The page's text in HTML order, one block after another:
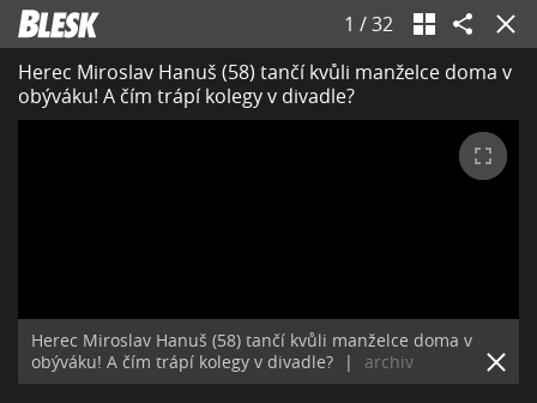
1 /32
Herec Miroslav Hanuš (58) tančí kvůli manželce doma v
obýváku! A čím trápí kolegy v divadle?
Herec Miroslav Hanuš (58) tančí kvůli manželce doma v
obýváku! A čím trápí kolegy v divadle?
| archiv